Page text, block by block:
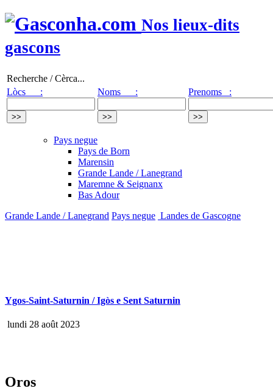
Nos lieux-dits
gascons
Recherche / Cèrca...
Lòcs :
Noms : Prenoms :
Pays negue
Pays de Born
Marensin
Grande Lande / Lanegrand
Maremne & Seignanx
Bas Adour
Grande Lande / Lanegrand Pays negue Landes de Gascogne
Ygos-Saint-Saturnin / Igòs e Sent Saturnin
lundi 28 août 2023
Oros